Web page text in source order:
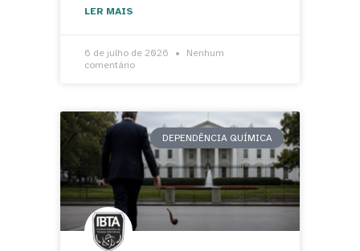
LER MAIS
6 de julho de 2026
Nenhum
comentário
DEPENDÊNCIA QUÍMICA